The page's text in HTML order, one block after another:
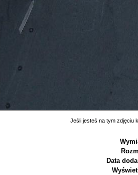
Jeśli jesteś na tym zdjęciu
Data